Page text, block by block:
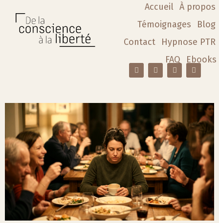
Accueil À propos
Témoignages
Blog
Contact
Hypnose PTR
FAQ
Ebooks